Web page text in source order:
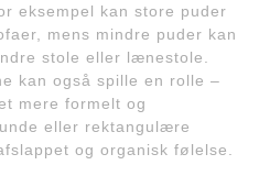
eksempel kan store puder
mens mindre puder kan
stole eller lænestole.
kan også spille en rolle –
mere formelt og
eller rektangulære
og organisk følelse.